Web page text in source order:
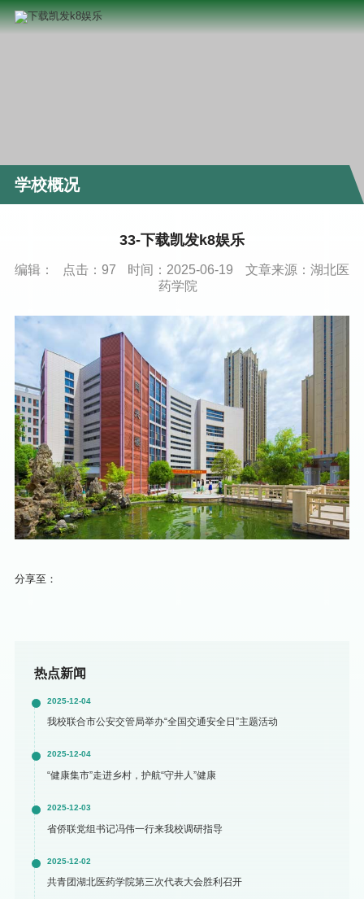
学校概况
33-下载凯发k8娱乐
编辑： 点击： 97 时间：2025-06-19
文章来源：湖北医
药学院
分享至：
热点新闻
2025-12-04
我校联合市公安交管局举办“全国交通安全日”主题活动
2025-12-04
“健康集市”走进乡村，护航“守井人”健康
2025-12-03
省侨联党组书记冯伟一行来我校调研指导
2025-12-02
共青团湖北医药学院第三次代表大会胜利召开